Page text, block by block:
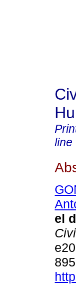
line
el